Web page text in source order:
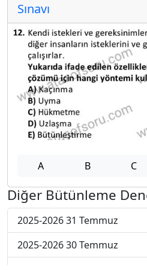
Sınavı
A B C
Diğer Bütünleme
2025-2026 31 Temmuz
2025-2026 30 Temmuz